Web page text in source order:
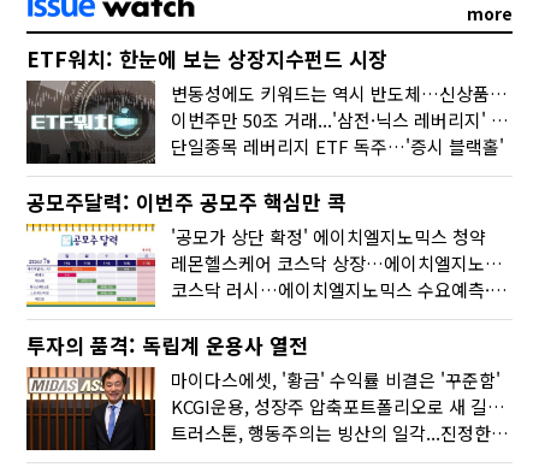
more
ETF워치: 한눈에 보는 상장지수펀드 시장
변동성에도 키워드는 역시 반도체…신상품은 우주·방산
이번주만 50조 거래...'삼전·닉스 레버리지' 수익률은 -30%
단일종목 레버리지 ETF 독주…'증시 블랙홀'
공모주달력: 이번주 공모주 핵심만 콕
'공모가 상단 확정' 에이치엘지노믹스 청약
레몬헬스케어 코스닥 상장…에이치엘지노믹스 수요예측
코스닥 러시…에이치엘지노믹스 수요예측·레메디 청약
투자의 품격: 독립계 운용사 열전
마이다스에셋, '황금' 수익률 비결은 '꾸준함'
KCGI운용, 성장주 압축포트폴리오로 새 길을 그리다
트러스톤, 행동주의는 빙산의 일각...진정한 힘은 '주식형 강자'